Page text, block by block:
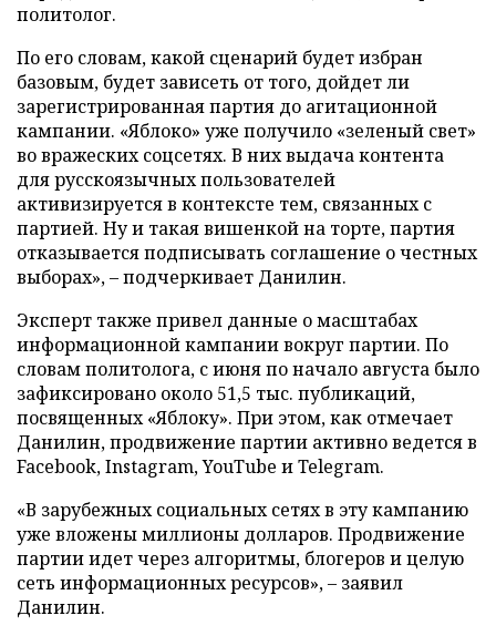
политолог.
По его словам, какой сценарий будет избран
базовым, будет зависеть от того, дойдет ли
зарегистрированная партия до агитационной
кампании. «Яблоко» уже получило «зеленый свет»
во вражеских соцсетях. В них выдача контента
для русскоязычных пользователей
активизируется в контексте тем, связанных с
партией. Ну и такая вишенкой на торте, партия
отказывается подписывать соглашение о честных
выборах», – подчеркивает Данилин.
Эксперт также привел данные о масштабах
информационной кампании вокруг партии. По
словам политолога, с июня по начало августа было
зафиксировано около 51,5 тыс. публикаций,
посвященных «Яблоку». При этом, как отмечает
Данилин, продвижение партии активно ведется в
Facebook, Instagram, YouTube и Telegram.
«В зарубежных социальных сетях в эту кампанию
уже вложены миллионы долларов. Продвижение
партии идет через алгоритмы, блогеров и целую
сеть информационных ресурсов», – заявил
Данилин.